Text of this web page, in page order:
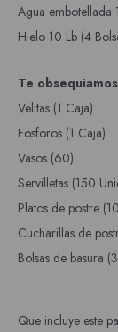
Agua embotellada
Hielo 10 Lb (4
Te
Velitas (1 Caja)
Fosforos (1 Caja)
Vasos (60)
Servilletas (150
Platos de postre
Cucharillas de
Bolsas de basura
Que incluye este